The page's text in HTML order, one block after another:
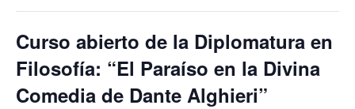
Curso abierto de la Diplomatura en
Filosofía: “El Paraíso en la Divina
Comedia de Dante Alghieri”